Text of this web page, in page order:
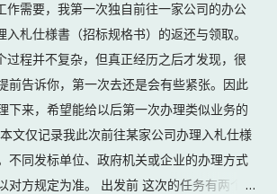
作需要，我第一次独自前往一家公司的办公
入札仕様書（招标规格书）的返还与领取。
过程并不复杂，但真正经历之后才发现，很
前告诉你，第一次去还是会有些紧张。因此
下来，希望能给以后第一次办理类似业务的
文仅记录我此次前往某家公司办理入札仕様
不同发标单位、政府机关或企业的办理方式
对方规定为准。 出发前 这次的任务有两个：